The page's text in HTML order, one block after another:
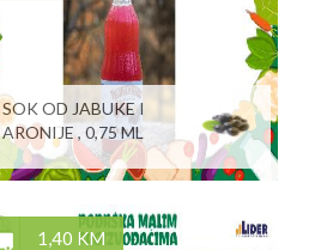
SOK OD JABUKE I
ARONIJE , 0,75 ML
1,40 KM